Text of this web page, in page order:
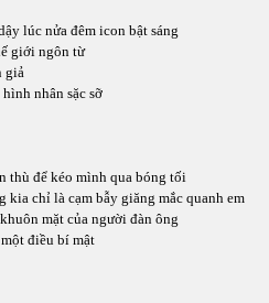
lúc nửa đêm icon bật sáng
giới ngôn từ
giả
nhân sặc sỡ
thù để kéo mình qua bóng tối
kia chỉ là cạm bẫy giăng mắc quanh em
mặt của người đàn ông
điều bí mật